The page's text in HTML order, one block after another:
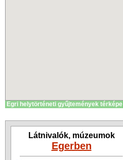
Egri helytörténeti gyűjtemények térképe
Látnivalók, múzeumok
Egerben